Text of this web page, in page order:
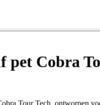
pet Cobra